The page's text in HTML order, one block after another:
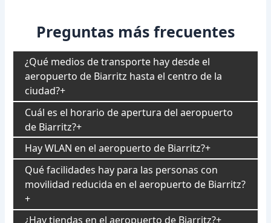
Preguntas más frecuentes
¿Qué medios de transporte hay desde el
aeropuerto de Biarritz hasta el centro de la
ciudad?
Cuál es el horario de apertura del aeropuerto
de Biarritz?
Hay WLAN en el aeropuerto de Biarritz?
Qué facilidades hay para las personas con
movilidad reducida en el aeropuerto de Biarritz?
¿Hay tiendas en el aeropuerto de Biarritz?